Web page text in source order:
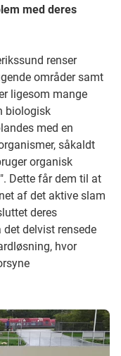
med deres
renser
områder samt
ligesom mange
biologisk
med en
såkaldt
organisk
Dette får dem til at
af det aktive slam
deres
delvist rensede
hvor